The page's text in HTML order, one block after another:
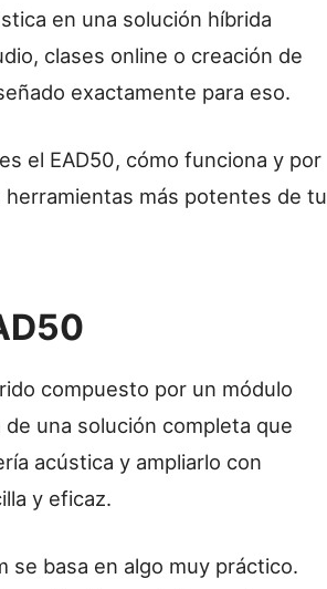
en una solución híbrida
clases online o creación de
exactamente para eso.
el EAD50, cómo funciona y por
más potentes de tu
compuesto por un módulo
una solución completa que
acústica y ampliarlo con
y eficaz.
se basa en algo muy práctico.